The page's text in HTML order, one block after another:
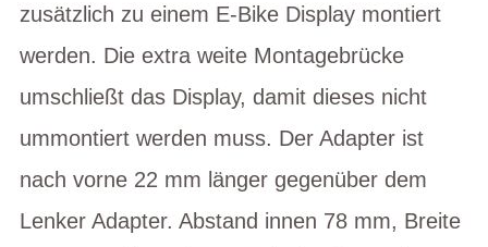
zusätzlich zu einem E-Bike Display montiert
werden. Die extra weite Montagebrücke
umschließt das Display, damit dieses nicht
ummontiert werden muss. Der Adapter ist
nach vorne 22 mm länger gegenüber dem
Lenker Adapter. Abstand innen 78 mm, Breite